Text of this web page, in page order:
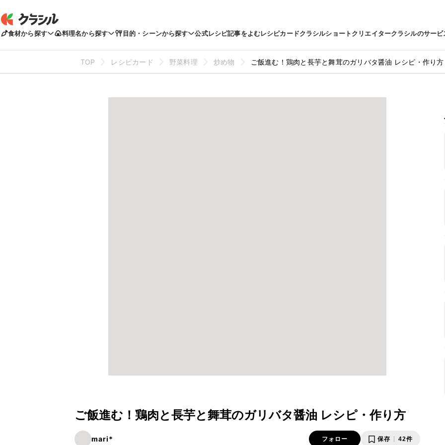
食材から探す 料理名から探す 目的・シーンから探す 公式レシピ記事をよむレシピカードクラシルショートクリエイタークラシルのサービ
TOP レシピカード 野菜料理 炒め物 ご飯進む！鶏肉と長芋と舞茸のガリバタ醤油 レシピ・作り方
ご飯進む！鶏肉と長芋と舞茸のガリバタ醤油 レシピ・作り方
mari* フォロー 保存 42件